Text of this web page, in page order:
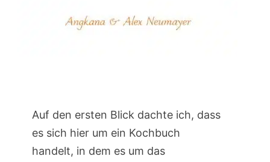
Auf den ersten Blick dachte ich, dass
es sich hier um ein Kochbuch
handelt, in dem es um das